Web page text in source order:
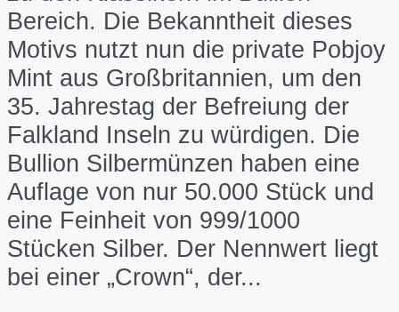
Bereich. Die Bekanntheit dieses
Motivs nutzt nun die private Pobjoy
Mint aus Großbritannien, um den
35. Jahrestag der Befreiung der
Falkland Inseln zu würdigen. Die
Bullion Silbermünzen haben eine
Auflage von nur 50.000 Stück und
eine Feinheit von 999/1000
Stücken Silber. Der Nennwert liegt
bei einer „Crown“, der...